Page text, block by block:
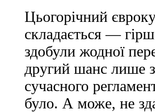
Цьогорічний
складається —
здобули жодної
другий шанс лише
сучасного
було. А може, не